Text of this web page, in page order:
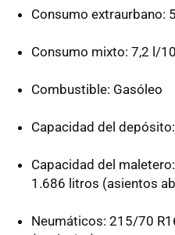
Consumo extraurbano:
Consumo mixto: 7,2 l/
Combustible: Gasóleo
Capacidad del
Capacidad del
1.686 litros (asientos
Neumáticos: 215/70